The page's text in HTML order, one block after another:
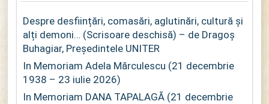
Despre desființări, comasări, aglutinări, cultură și
alți demoni… (Scrisoare deschisă) – de Dragoș
Buhagiar, Președintele UNITER
In Memoriam Adela Mărculescu (21 decembrie
1938 – 23 iulie 2026)
In Memoriam DANA TAPALAGĂ (21 decembrie